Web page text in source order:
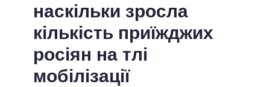
ПОДІЇ
СТАТТІ
ДУМКИ
ОГЛЯДИ
ДАЙДЖЕСТИ
ЕКОНОМІКА
СУСПІЛЬСТВО
СВІТ
ПОЛIТИКИ
УСІ ПОЛІТИКИ
ПРЕЗИДЕНТ І ОФІС
ВЕРХОВНА РАДА
ІНФОГРАФІКА
ВІДЕО
наскільки зросла
кількість приїжджих
росіян на тлі
мобілізації